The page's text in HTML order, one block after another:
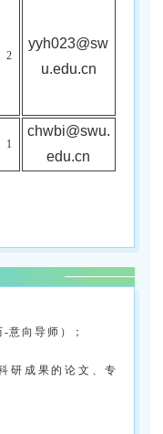
2
yyh023@sw
u.edu.cn
1
chwbi@swu.
edu.cn
意向导师）；
研成果的论文、专